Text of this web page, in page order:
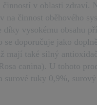
v oblasti zdraví.
činnost oběhového
vysokému obsahu
doporučuje jako
mají také silný
canina). U tohoto
tuky 0,9%,